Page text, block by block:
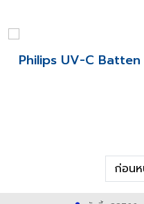
Philips UV-C Batten
ก่อน